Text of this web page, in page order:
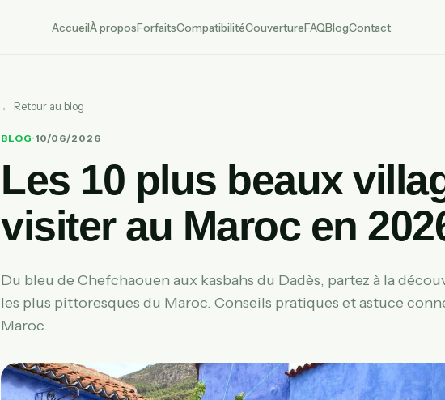
AccueilÀ proposForfaitsCompatibilitéCouvertureFAQBlogContact
← Retour au blog
BLOG·10/06/2026
Les 10 plus beaux
visiter au Maroc en
Du bleu de Chefchaouen aux kasbahs du Dadès, partez à la
les plus pittoresques du Maroc. Conseils pratiques et astuce
Maroc.